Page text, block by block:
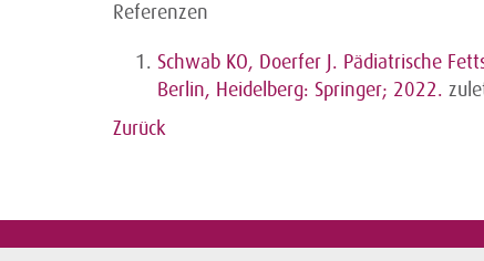
Referenzen
Schwab KO, Doerfer J. Pädiatrische
Berlin, Heidelberg: Springer; 2022.
Zurück